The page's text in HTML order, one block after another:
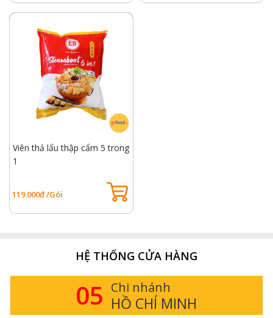
Viên thả lẩu thập cẩm 5 trong
1
119.000đ /Gói
HỆ THỐNG CỬA HÀNG
05 Chi nhánh
HỒ CHÍ MINH